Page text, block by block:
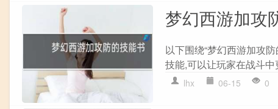
梦幻西游加攻
以下围绕“梦幻西游加攻
技能,可以让玩家在战斗
lhx 06-15 0